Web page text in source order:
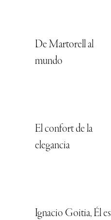
De Martorell al
mundo
El confort de la
elegancia
Ignacio Goitia, Él es